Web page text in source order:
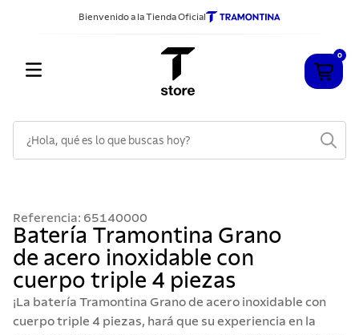
Bienvenido a la Tienda Oficial
0
Referencia: 65140000
Batería Tramontina Grano
de acero inoxidable con
cuerpo triple 4 piezas
¡La batería Tramontina Grano de acero inoxidable con
cuerpo triple 4 piezas, hará que su experiencia en la
2.
sarten
3.
cubiertos
4.
ollas
acero inoxidable